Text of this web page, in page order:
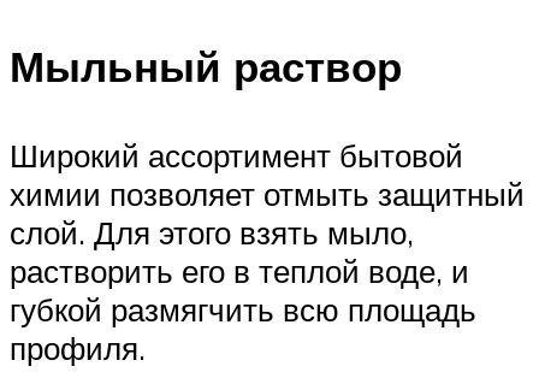
Мыльный раствор
Широкий ассортимент бытовой
химии позволяет отмыть защитный
слой. Для этого взять мыло,
растворить его в теплой воде, и
губкой размягчить всю площадь
профиля.